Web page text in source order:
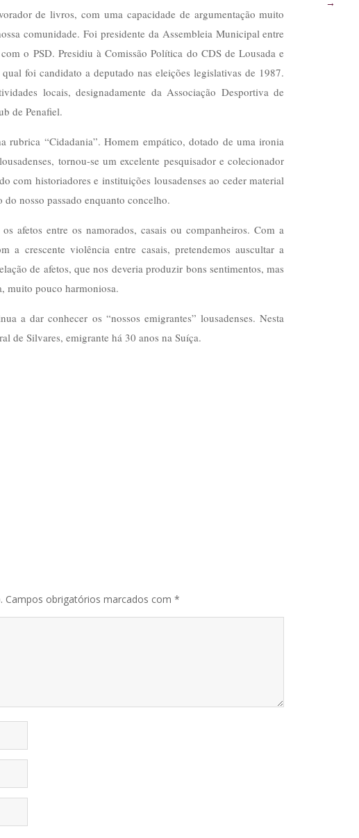
de livros, com uma capacidade de argumentação muito
comunidade. Foi presidente da Assembleia Municipal entre
o PSD. Presidiu à Comissão Política do CDS de Lousada e
foi candidato a deputado nas eleições legislativas de 1987.
locais, designadamente da Associação Desportiva de
de Penafiel.
rubrica “Cidadania”. Homem empático, dotado de uma ironia
tornou-se um excelente pesquisador e colecionador
com historiadores e instituições lousadenses ao ceder material
nosso passado enquanto concelho.
afetos entre os namorados, casais ou companheiros. Com a
a crescente violência entre casais, pretendemos auscultar a
de afetos, que nos deveria produzir bons sentimentos, mas
muito pouco harmoniosa.
a dar conhecer os “nossos emigrantes” lousadenses. Nesta
de Silvares, emigrante há 30 anos na Suíça.
Campos obrigatórios marcados com*